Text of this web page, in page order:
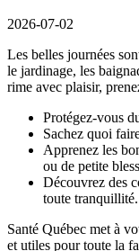
2026-07-02
Les belles journées
le jardinage, les
rime avec plaisir,
Protégez-vous
Sachez quoi
Apprenez les
ou de petite
Découvrez des
toute tranquillité.
Santé Québec met à
et utiles pour toute la